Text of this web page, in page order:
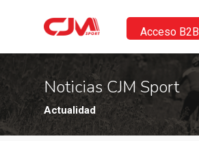
Acceso B2B
Noticias CJM Sport
Actualidad